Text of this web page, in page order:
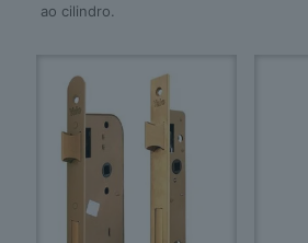
ao cilindro.